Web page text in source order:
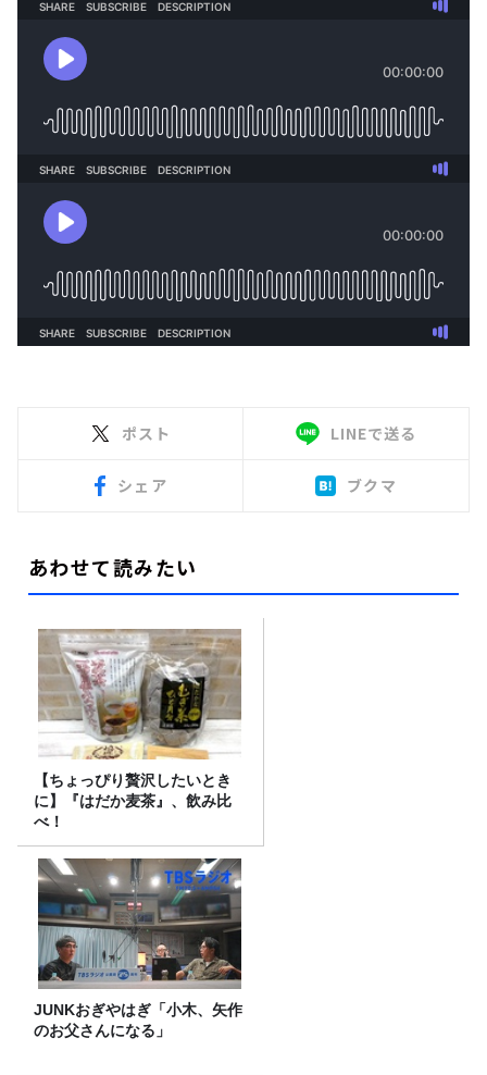
ポスト LINEで送る
シェア ブクマ
あわせて読みたい
【ちょっぴり贅沢したいとき
に】『はだか麦茶』、飲み比
べ！
JUNKおぎやはぎ「小木、矢作
のお父さんになる」